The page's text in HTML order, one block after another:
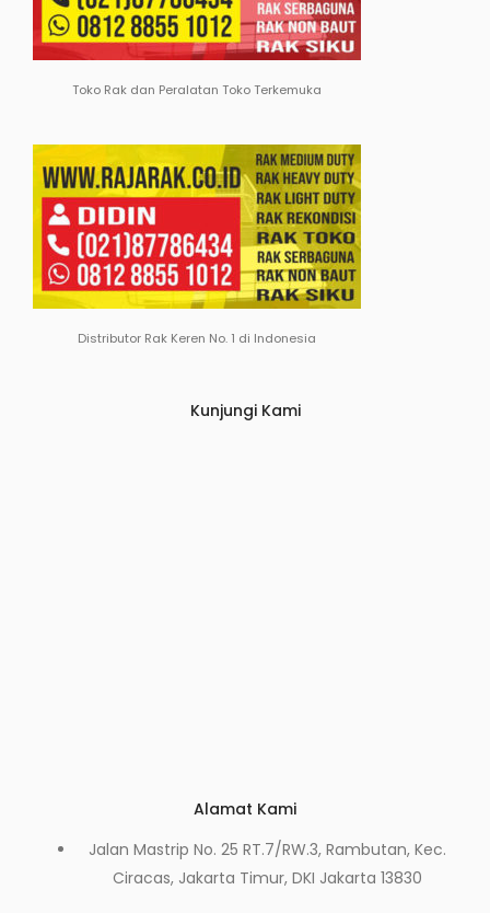
Toko Rak dan Peralatan Toko Terkemuka
Distributor Rak Keren No. 1 di Indonesia
Kunjungi Kami
Alamat Kami
Jalan Mastrip No. 25 RT.7/RW.3, Rambutan, Kec.
Ciracas, Jakarta Timur, DKI Jakarta 13830